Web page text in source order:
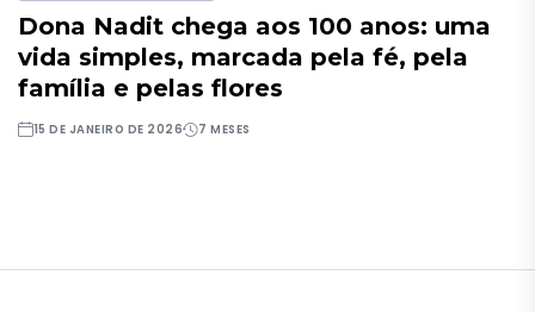
Dona Nadit chega aos 100 anos: uma
vida simples, marcada pela fé, pela
família e pelas flores
15 DE JANEIRO DE 2026 7 MESES